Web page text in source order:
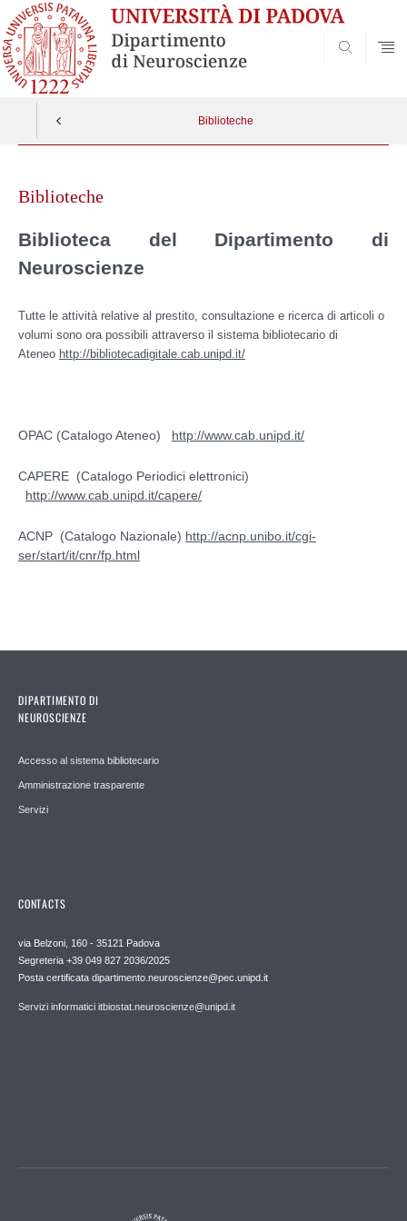
Biblioteche
contentBiblioteche
Biblioteca del Dipartimento di
Neuroscienze
Tutte le attività relative al prestito, consultazione e ricerca di articoli o
volumi sono ora possibili attraverso il sistema bibliotecario di
Ateneo http://bibliotecadigitale.cab.unipd.it/
OPAC (Catalogo Ateneo) http://www.cab.unipd.it/
CAPERE (Catalogo Periodici elettronici)
http://www.cab.unipd.it/capere/
ACNP (Catalogo Nazionale) http://acnp.unibo.it/cgi-
ser/start/it/cnr/fp.html
DIPARTIMENTO DI
NEUROSCIENZE
Accesso al sistema bibliotecario
Amministrazione trasparente
Servizi
CONTACTS
via Belzoni, 160 - 35121 Padova
Segreteria +39 049 827 2036/2025
Posta certificata dipartimento.neuroscienze@pec.unipd.it
Servizi informatici itbiostat.neuroscienze@unipd.it